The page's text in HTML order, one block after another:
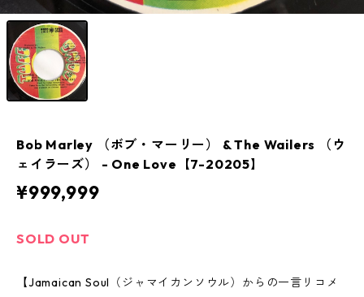
Bob Marley （ボブ・マーリー） & The Wailers （ウ
ェイラーズ） - One Love【7-20205】
¥999,999
SOLD OUT
【Jamaican Soul（ジャマイカンソウル）からの一言リコメ